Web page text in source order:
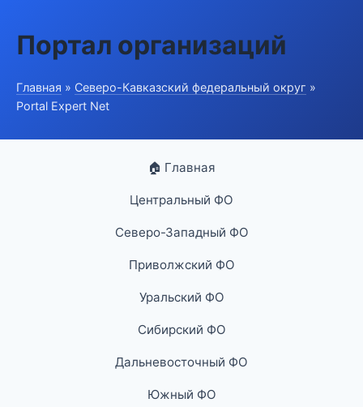
Портал организаций
Главная » Северо-Кавказский федеральный округ »
Portal Expert Net
🏠 Главная
Центральный ФО
Северо-Западный ФО
Приволжский ФО
Уральский ФО
Сибирский ФО
Дальневосточный ФО
Южный ФО